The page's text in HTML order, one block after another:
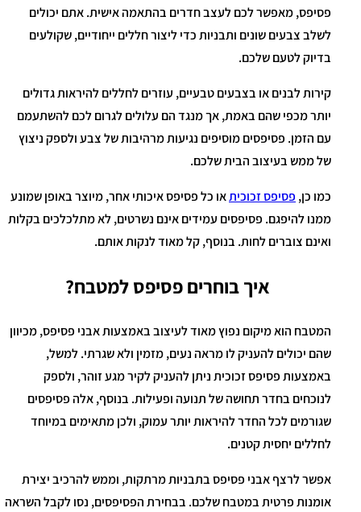
פסיפס, מאפשר לכם לעצב חדרים בהתאמה אישית. אתם יכולים
לשלב צבעים שונים ותבניות כדי ליצור חללים ייחודיים, שקולעים
בדיוק לטעם שלכם.
קירות לבנים או בצבעים טבעיים, עוזרים לחללים להיראות גדולים
יותר מכפי שהם באמת, אך מנגד הם עלולים לגרום לכם להשתעמם
עם הזמן. פסיפסים מוסיפים נגיעות מרהיבות של צבע ולספק ניצוץ
של ממש בעיצוב הבית שלכם.
כמו כן, פסיפס זכוכיתאו כל פסיפס איכותי אחר, מיוצר באופן שמונע
ממנו להיפגם. פסיפסים עמידים אינם נשרטים, לא מתלכלכים בקלות
ואינם צוברים לחות. בנוסף, קל מאוד לנקות אותם.
איך בוחרים פסיפס למטבח?
המטבח הוא מיקום נפוץ מאוד לעיצוב באמצעות אבני פסיפס, מכיוון
שהם יכולים להעניק לו מראה נעים, מזמין ולא שגרתי. למשל,
באמצעות פסיפס זכוכית ניתן להעניק לקיר מגע זוהר, ולספק
לנוכחים בחדר תחושה של תנועה ופעילות. בנוסף, אלה פסיפסים
שגורמים לכל החדר להיראות יותר עמוק, ולכן מתאימים במיוחד
לחללים יחסית קטנים.
אפשר לרצף אבני פסיפס בתבניות מרתקות, וממש להרכיב יצירת
אומנות פרטית במטבח שלכם. בבחירת הפסיפסים, נסו לקבל השראה